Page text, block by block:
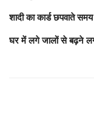
शादी का कार्ड छपवाते
घर में लगे जालों से बढ़ने